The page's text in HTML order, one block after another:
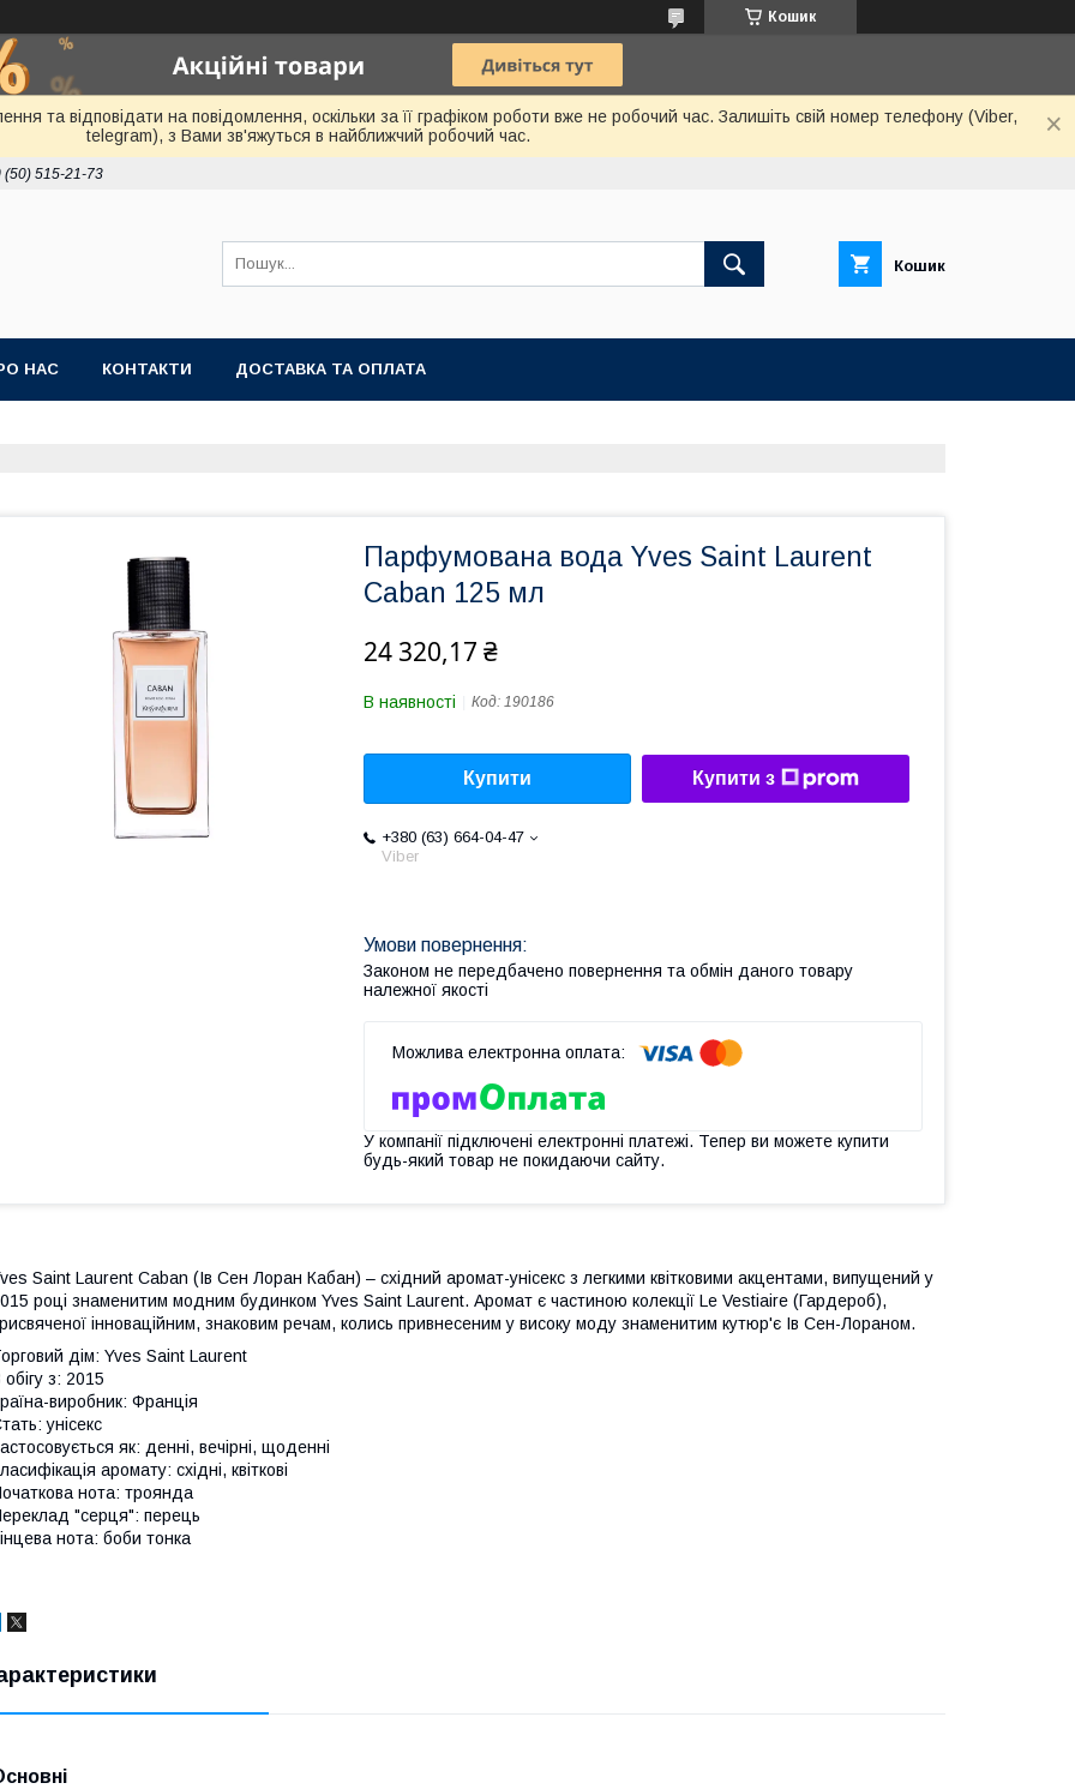
Кошик
та відповідати на повідомлення, оскільки за її графіком роботи вже не робочий час. Залишіть свій номер телефону (Viber,
telegram), з Вами зв'яжуться в найближчий робочий час.
(50) 515-21-73
Кошик
НАС КОНТАКТИ ДОСТАВКА ТА ОПЛАТА
Парфумована вода Yves Saint Laurent
Caban 125 мл
24 320,17 ₴
В наявності Код: 190186
Купити Купити з
+380 (63) 664-04-47
Viber
Законом не передбачено повернення та обмін даного товару
належної якості
У компанії підключені електронні платежі. Тепер ви можете купити
будь-який товар не покидаючи сайту.
Saint Laurent Caban (Ів Сен Лоран Кабан) – східний аромат-унісекс з легкими квітковими акцентами, випущений у
році знаменитим модним будинком Yves Saint Laurent. Аромат є частиною колекції Le Vestiaire (Гардероб),
інноваційним, знаковим речам, колись привнесеним у високу моду знаменитим кутюр'є Ів Сен-Лораном.
дім: Yves Saint Laurent
обігу з: 2015
виробник: Франція
унісекс
як: денні, вечірні, щоденні
аромату: східні, квіткові
нота: троянда
"серця": перець
нота: боби тонка